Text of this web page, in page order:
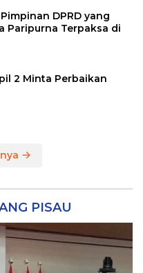
DPRD yang
Paripurna Terpaksa di
2 Minta Perbaikan
PISAU